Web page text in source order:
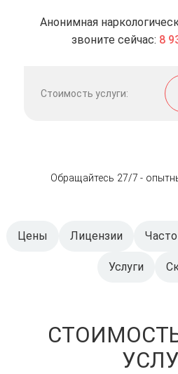
Анонимная
звоните сейчас: 8
Стоимость услуги:
Обращайтесь 27/7 -
Цены Лицензии
Услуги